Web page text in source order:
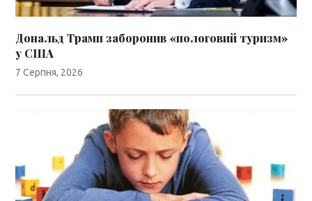
Дональд Трамп заборонив «пологовий туризм»
у США
7 Серпня, 2026